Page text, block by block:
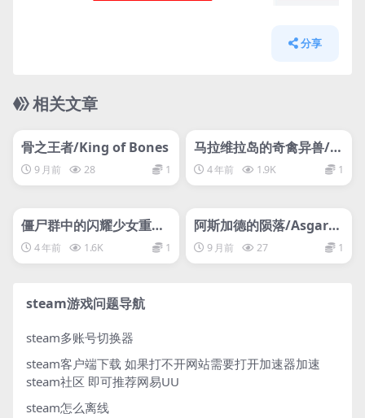
分享
相关文章
网盘下载游戏
骨之王者/King of Bones
9 月前 28 1
网盘下载游戏
马拉维拉岛的奇禽异兽/B
easts of Maravilla Isla
nd
4 年前 1.9K 1
网盘下载游戏
僵尸群中的闪耀少女重制
版/Shines Adventures
0
4 年前 1.6K 1
网盘下载游戏
阿斯加德的陨落/Asgar
d’s Fall — Viking Surviv
ors
9 月前 27 1
steam游戏问题导航
steam多账号切换器
steam客户端下载 如果打不开网站需要打开加速器加速
steam社区 即可推荐网易UU
steam怎么离线